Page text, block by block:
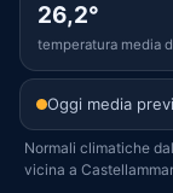
26,2°
temperatura media
Oggi media
Normali climatiche
vicina a